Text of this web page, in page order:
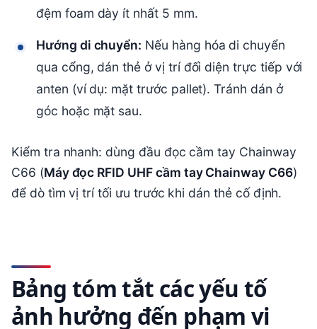
đệm foam dày ít nhất 5 mm.
Hướng di chuyển: Nếu hàng hóa di chuyển
qua cổng, dán thẻ ở vị trí đối diện trực tiếp với
anten (ví dụ: mặt trước pallet). Tránh dán ở
góc hoặc mặt sau.
Kiểm tra nhanh: dùng đầu đọc cầm tay Chainway
C66 (Máy đọc RFID UHF cầm tay Chainway C66)
để dò tìm vị trí tối ưu trước khi dán thẻ cố định.
Bảng tóm tắt các yếu tố
ảnh hưởng đến phạm vi